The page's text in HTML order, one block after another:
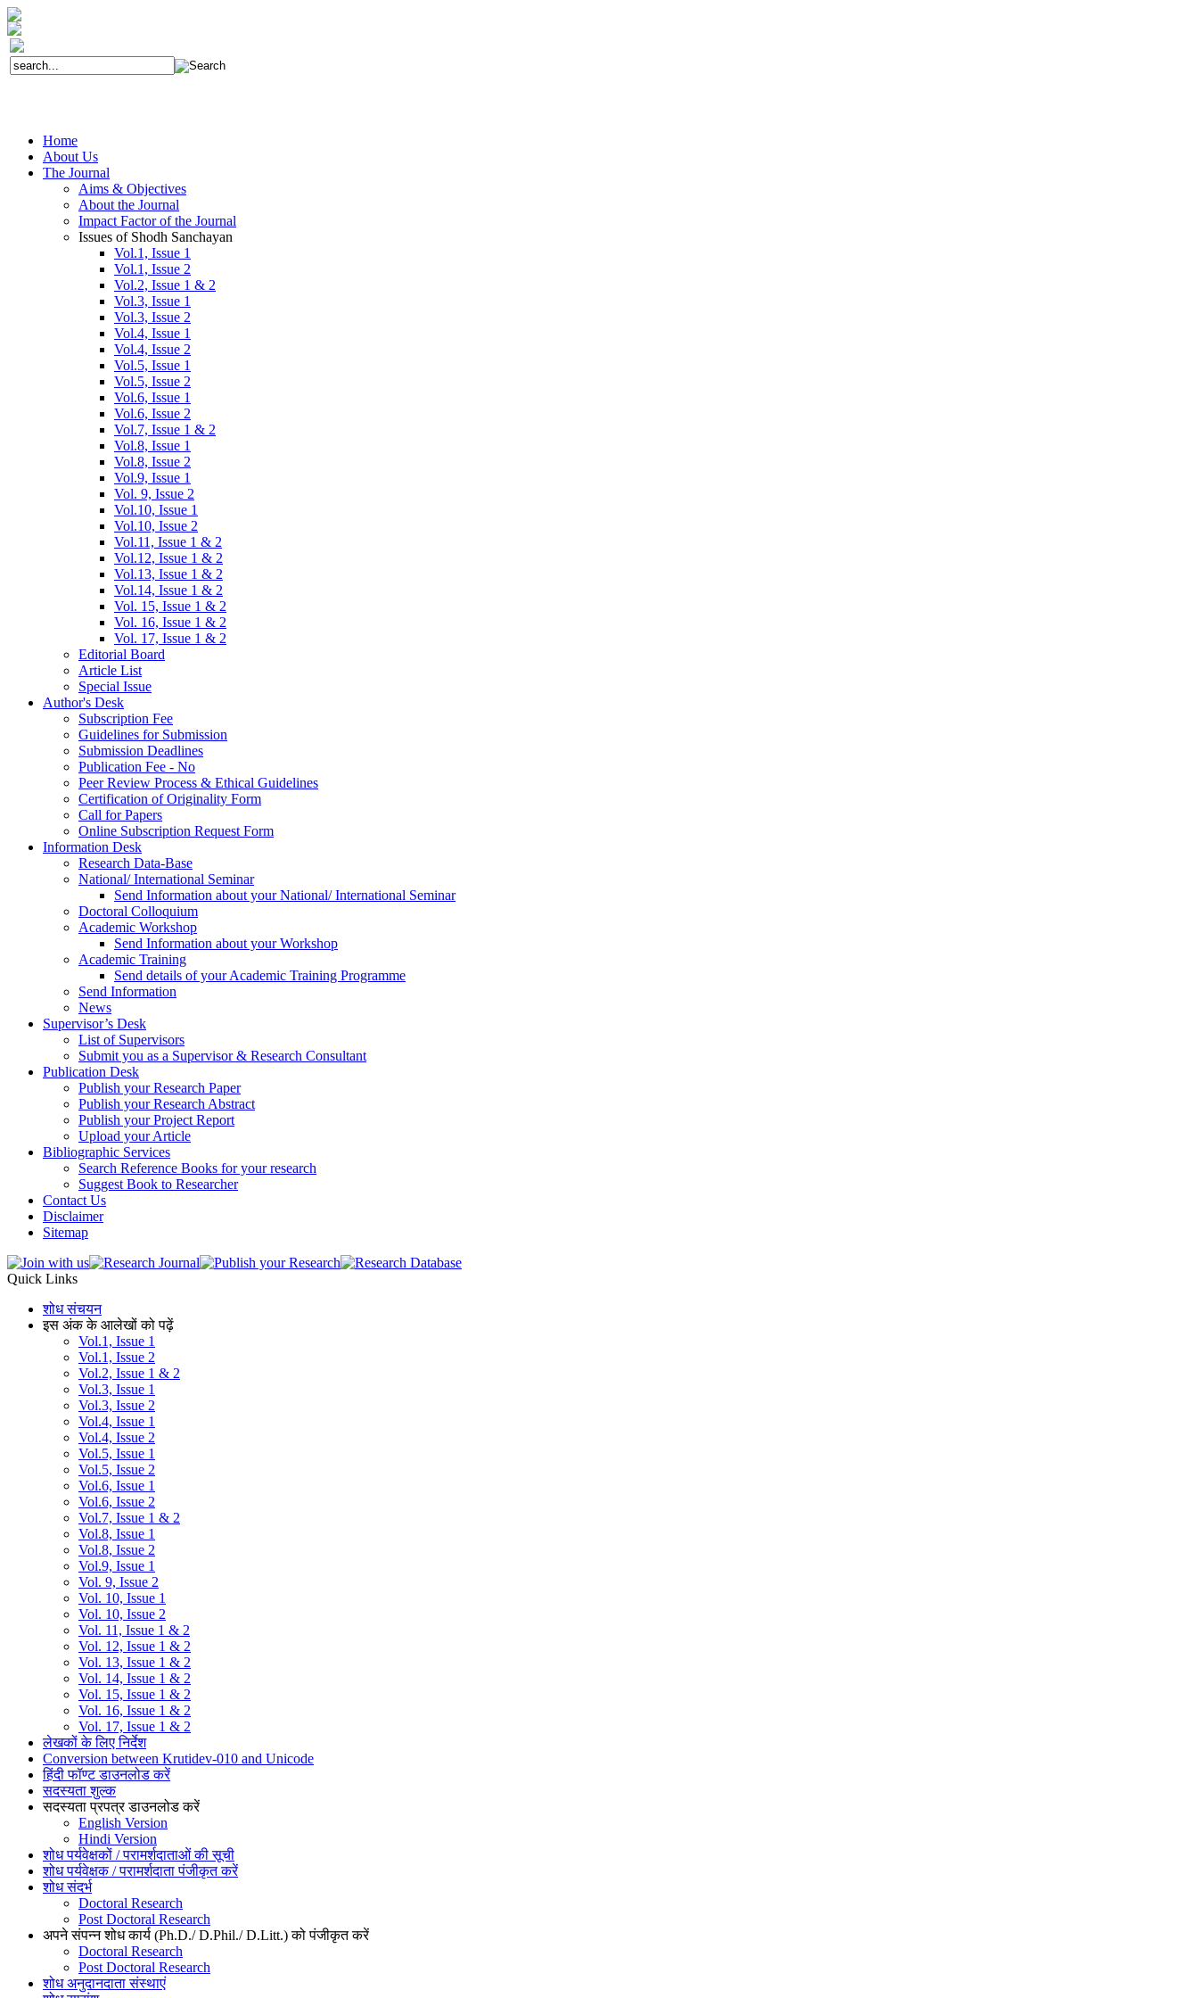
Home
About Us
The Journal
Aims & Objectives
About the Journal
Impact Factor of the Journal
Issues of Shodh Sanchayan
Vol.1, Issue 1
Vol.1, Issue 2
Vol.2, Issue 1 & 2
Vol.3, Issue 1
Vol.3, Issue 2
Vol.4, Issue 1
Vol.4, Issue 2
Vol.5, Issue 1
Vol.5, Issue 2
Vol.6, Issue 1
Vol.6, Issue 2
Vol.7, Issue 1 & 2
Vol.8, Issue 1
Vol.8, Issue 2
Vol.9, Issue 1
Vol. 9, Issue 2
Vol.10, Issue 1
Vol.10, Issue 2
Vol.11, Issue 1 & 2
Vol.12, Issue 1 & 2
Vol.13, Issue 1 & 2
Vol.14, Issue 1 & 2
Vol. 15, Issue 1 & 2
Vol. 16, Issue 1 & 2
Vol. 17, Issue 1 & 2
Editorial Board
Article List
Special Issue
Author's Desk
Subscription Fee
Guidelines for Submission
Submission Deadlines
Publication Fee - No
Peer Review Process & Ethical Guidelines
Certification of Originality Form
Call for Papers
Online Subscription Request Form
Information Desk
Research Data-Base
National/ International Seminar
Send Information about your National/ International Seminar
Doctoral Colloquium
Academic Workshop
Send Information about your Workshop
Academic Training
Send details of your Academic Training Programme
Send Information
News
Supervisor’s Desk
List of Supervisors
Submit you as a Supervisor & Research Consultant
Publication Desk
Publish your Research Paper
Publish your Research Abstract
Publish your Project Report
Upload your Article
Bibliographic Services
Search Reference Books for your research
Suggest Book to Researcher
Contact Us
Disclaimer
Sitemap
Quick Links
शोध संचयन
इस अंक के आलेखों को पढ़ें
Vol.1, Issue 1
Vol.1, Issue 2
Vol.2, Issue 1 & 2
Vol.3, Issue 1
Vol.3, Issue 2
Vol.4, Issue 1
Vol.4, Issue 2
Vol.5, Issue 1
Vol.5, Issue 2
Vol.6, Issue 1
Vol.6, Issue 2
Vol.7, Issue 1 & 2
Vol.8, Issue 1
Vol.8, Issue 2
Vol.9, Issue 1
Vol. 9, Issue 2
Vol. 10, Issue 1
Vol. 10, Issue 2
Vol. 11, Issue 1 & 2
Vol. 12, Issue 1 & 2
Vol. 13, Issue 1 & 2
Vol. 14, Issue 1 & 2
Vol. 15, Issue 1 & 2
Vol. 16, Issue 1 & 2
Vol. 17, Issue 1 & 2
लेखकों के लिए निर्देश
Conversion between Krutidev-010 and Unicode
हिंदी फॉण्ट डाउनलोड करें
सदस्यता शुल्क
सदस्यता प्रपत्र डाउनलोड करें
English Version
Hindi Version
शोध पर्यवेक्षकों / परामर्शदाताओं की सूची
शोध पर्यवेक्षक / परामर्शदाता पंजीकृत करें
शोध संदर्भ
Doctoral Research
Post Doctoral Research
अपने संपन्न शोध कार्य (Ph.D./ D.Phil./ D.Litt.) को पंजीकृत करें
Doctoral Research
Post Doctoral Research
शोध अनुदानदाता संस्थाएं